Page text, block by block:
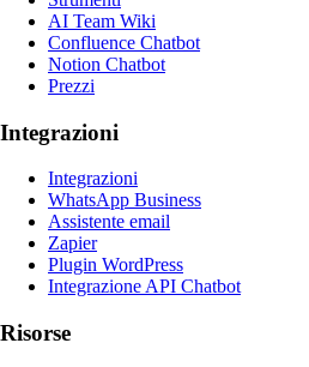
AI Team Wiki
Confluence Chatbot
Notion Chatbot
Prezzi
Integrazioni
Integrazioni
WhatsApp Business
Assistente email
Zapier
Plugin WordPress
Integrazione API Chatbot
Risorse